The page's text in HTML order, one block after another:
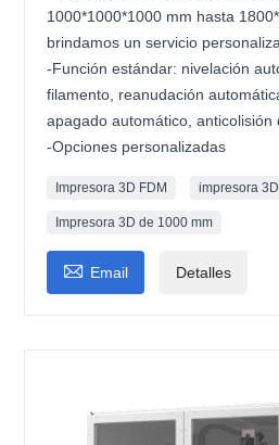
1000*1000*1000 mm hasta
brindamos un servicio
-Función estándar: nivelación
filamento, reanudación
apagado automático, anticolisión
-Opciones personalizadas
Impresora 3D FDM impresora
Impresora 3D de 1000 mm
 Email Detalles